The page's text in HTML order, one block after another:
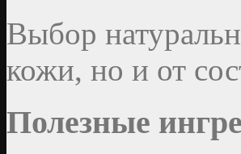
Выбор
кожи, но и от
Полезные